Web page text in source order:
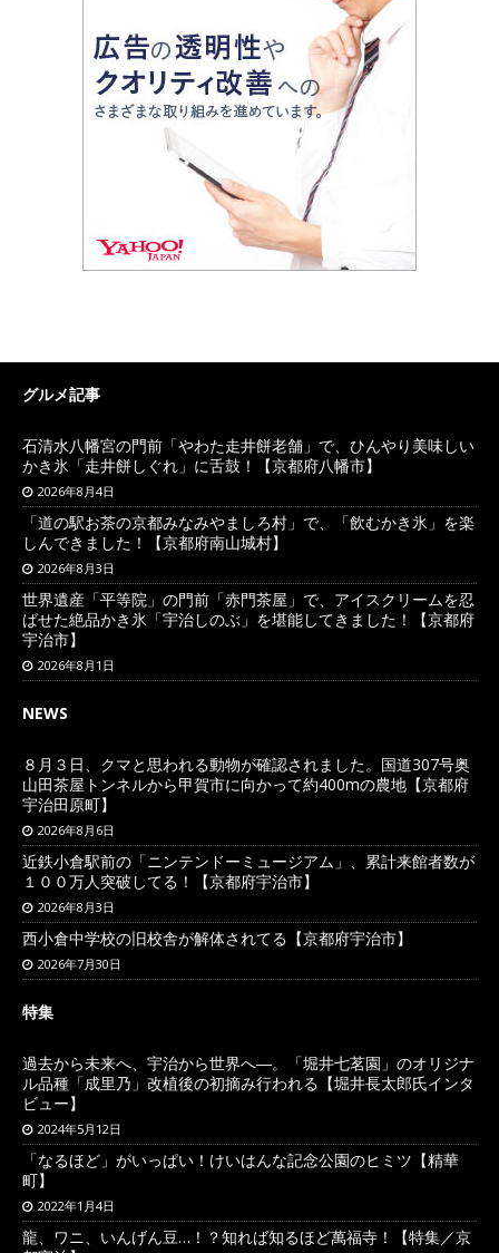
グルメ記事
石清水八幡宮の門前「やわた走井餅老舗」で、ひんやり美味しい
かき氷「走井餅しぐれ」に舌鼓！【京都府八幡市】
2026年8月4日
「道の駅お茶の京都みなみやましろ村」で、「飲むかき氷」を楽
しんできました！【京都府南山城村】
2026年8月3日
世界遺産「平等院」の門前「赤門茶屋」で、アイスクリームを忍
ばせた絶品かき氷「宇治しのぶ」を堪能してきました！【京都府
宇治市】
2026年8月1日
NEWS
８月３日、クマと思われる動物が確認されました。国道307号奥
山田茶屋トンネルから甲賀市に向かって約400mの農地【京都府
宇治田原町】
2026年8月6日
近鉄小倉駅前の「ニンテンドーミュージアム」、累計来館者数が
１００万人突破してる！【京都府宇治市】
2026年8月3日
西小倉中学校の旧校舎が解体されてる【京都府宇治市】
2026年7月30日
特集
過去から未来へ、宇治から世界へ―。「堀井七茗園」のオリジナ
ル品種「成里乃」改植後の初摘み行われる【堀井長太郎氏インタ
ビュー】
2024年5月12日
「なるほど」がいっぱい！けいはんな記念公園のヒミツ【精華
町】
2022年1月4日
龍、ワニ、いんげん豆…！？知れば知るほど萬福寺！【特集／京